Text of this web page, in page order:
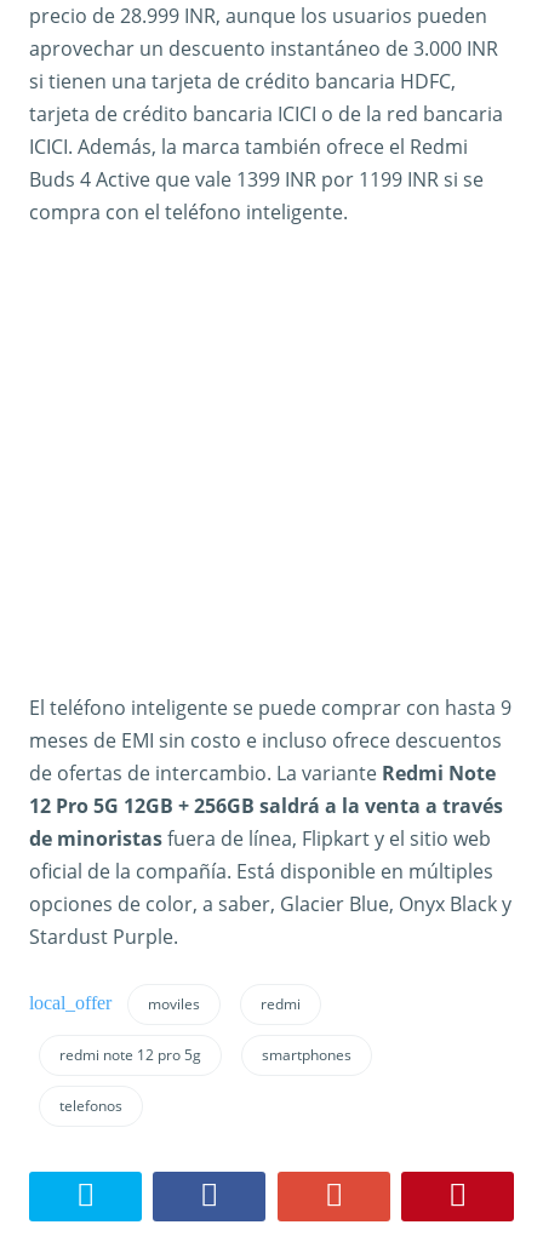
precio de 28.999 INR, aunque los usuarios pueden
aprovechar un descuento instantáneo de 3.000 INR
si tienen una tarjeta de crédito bancaria HDFC,
tarjeta de crédito bancaria ICICI o de la red bancaria
ICICI. Además, la marca también ofrece el Redmi
Buds 4 Active que vale 1399 INR por 1199 INR si se
compra con el teléfono inteligente.
El teléfono inteligente se puede comprar con hasta 9
meses de EMI sin costo e incluso ofrece descuentos
de ofertas de intercambio. La variante Redmi Note
12 Pro 5G 12GB + 256GB saldrá a la venta a través
de minoristasfuera de línea, Flipkart y el sitio web
oficial de la compañía. Está disponible en múltiples
opciones de color, a saber, Glacier Blue, Onyx Black y
Stardust Purple.
moviles redmi
redmi note 12 pro 5g smartphones
telefonos